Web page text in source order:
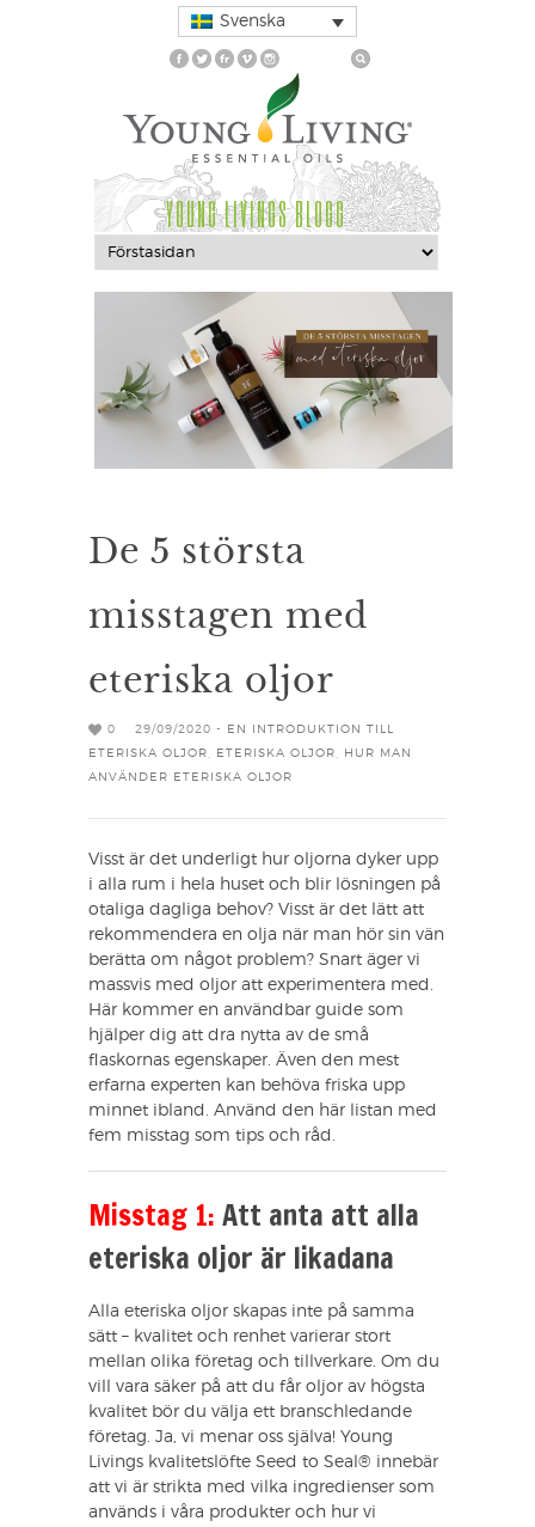
Svenska
YOUNG LIVINGS BLOGG
De 5 största
misstagen med
eteriska oljor
0 29/09/2020 -
EN INTRODUKTION TILL
ETERISKA OLJOR
ETERISKA OLJOR
HUR MAN
ANVÄNDER ETERISKA OLJOR
Visst är det underligt hur oljorna dyker upp
i alla rum i hela huset och blir lösningen på
otaliga dagliga behov? Visst är det lätt att
rekommendera en olja när man hör sin vän
berätta om något problem? Snart äger vi
massvis med oljor att experimentera med.
Här kommer en användbar guide som
hjälper dig att dra nytta av de små
flaskornas egenskaper. Även den mest
erfarna experten kan behöva friska upp
minnet ibland. Använd den här listan med
fem misstag som tips och råd.
Misstag 1: Att anta att alla
eteriska oljor är likadana
Alla eteriska oljor skapas inte på samma
sätt – kvalitet och renhet varierar stort
mellan olika företag och tillverkare. Om du
vill vara säker på att du får oljor av högsta
kvalitet bör du välja ett branschledande
företag. Ja, vi menar oss själva! Young
Livings kvalitetslöfte Seed to Seal® innebär
att vi är strikta med vilka ingredienser som
används i våra produkter och hur vi